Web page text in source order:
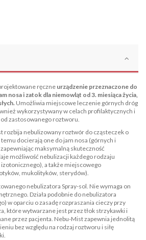
ręczne urządzenie przeznaczone do
nosa i zatok dla niemowląt od 3. miesiąca życia,
Umożliwia miejscowe leczenie górnych dróg
wykorzystywany w celach profilaktycznych i
zastosowanego roztworu.
rozbija nebulizowany roztwór do cząsteczek o
docierają one do jam nosa (górnych i
maksymalną skuteczność
możliwość nebulizacji każdego rodzaju
a także miejscowego
mukolityków, sterydów).
nebulizatora Spray-sol. Nie wymaga on
Działa podobnie do nebulizatora
w oparciu o zasadę rozpraszania cieczy przy
które wytwarzane jest przez tłok strzykawki i
przez pacjenta. Nebu-Mist zapewnia jednolitą
bez względu na rodzaj roztworu i siłę